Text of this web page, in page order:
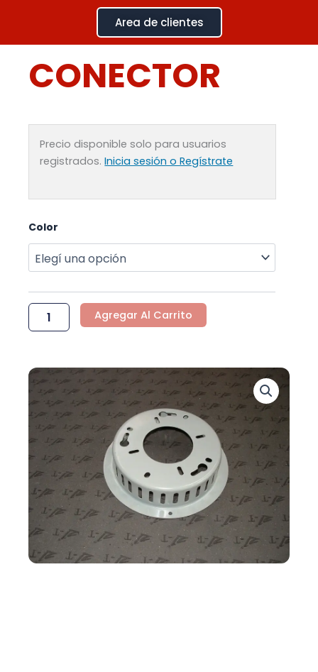
contenido
Area de clientes
CONECTOR
Precio disponible solo para usuarios
registrados.Inicia sesión o Regístrate
Color
CONECTOR
Agregar Al Carrito